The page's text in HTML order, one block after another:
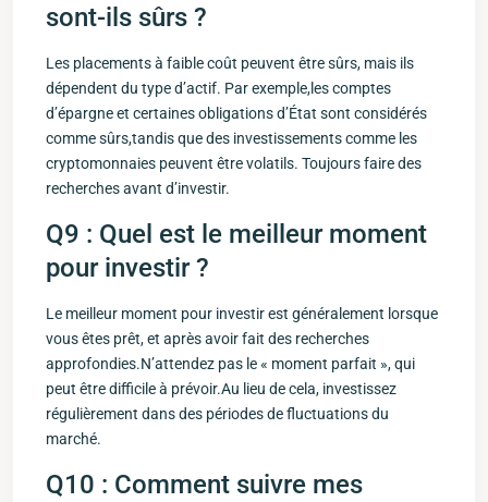
sont-ils sûrs ?
Les placements​ à ‍faible coût peuvent être sûrs,​ mais ils
dépendent du type ⁤d’actif. Par exemple,les‌ comptes
d’épargne et certaines obligations d’État sont considérés
comme sûrs,tandis ‌que des investissements comme les
cryptomonnaies peuvent être volatils. Toujours faire des
recherches avant d’investir.
Q9 : Quel est le meilleur moment
pour investir ?
Le meilleur moment⁤ pour investir est généralement lorsque
vous êtes prêt,‌ et après avoir fait des​ recherches
approfondies.N’attendez pas ‌le « moment parfait »,​ qui
peut être difficile à prévoir.Au lieu de cela, investissez
régulièrement dans des⁢ périodes de fluctuations du
marché.
Q10 : ⁣Comment ​suivre mes